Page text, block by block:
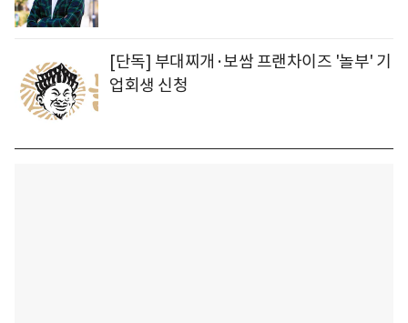
[단독] 부대찌개·보쌈 프랜차이즈 '놀부' 기
업회생 신청